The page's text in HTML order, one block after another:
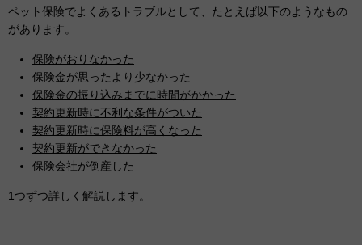
ペット保険でよくあるトラブルとして、たとえば以下のようなもの
があります。
保険がおりなかった
保険金が思ったより少なかった
保険金の振り込みまでに時間がかかった
契約更新時に不利な条件がついた
契約更新時に保険料が高くなった
契約更新ができなかった
保険会社が倒産した
1つずつ詳しく解説します。